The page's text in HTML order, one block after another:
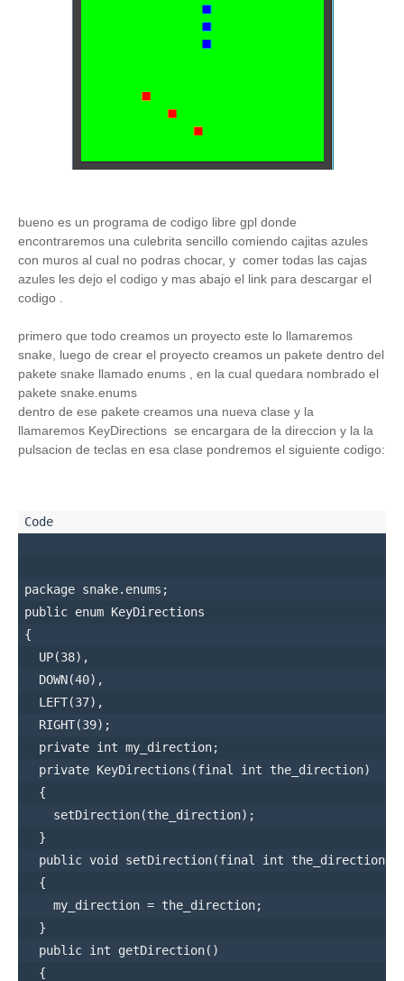
bueno es un programa de codigo libre gpl donde
encontraremos una culebrita sencillo comiendo cajitas azules
con muros al cual no podras chocar, y comer todas las cajas
azules les dejo el codigo y mas abajo el link para descargar el
codigo .
primero que todo creamos un proyecto este lo llamaremos
snake, luego de crear el proyecto creamos un pakete dentro del
pakete snake llamado enums , en la cual quedara nombrado el
pakete snake.enums
dentro de ese pakete creamos una nueva clase y la
llamaremos KeyDirections se encargara de la direccion y la la
pulsacion de teclas en esa clase pondremos el siguiente codigo:
package snake.enums;
public enum KeyDirections
{
  UP(38),
  DOWN(40),
  LEFT(37),
  RIGHT(39);
  private int my_direction;
  private KeyDirections(final int the_direction)
  {
    setDirection(the_direction);
  }
  public void setDirection(final int the_direction)
  {
    my_direction = the_direction;
  }
  public int getDirection()
  {